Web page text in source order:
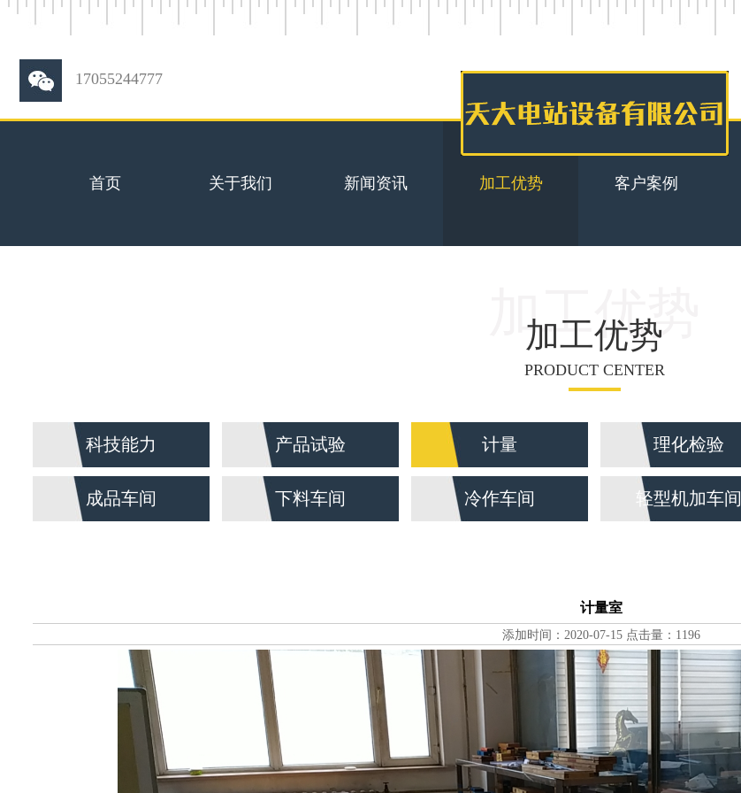
17055244777
首页 关于我们 新闻资讯 加工优势 客户案例
加工优势
加工优势
PRODUCT CENTER
科技能力 产品试验 计量 理化检验
成品车间 下料车间 冷作车间 轻型机加车间
计量室
添加时间：2020-07-15 点击量：1196